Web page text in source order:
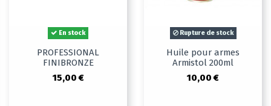
En stock
PROFESSIONAL
FINIBRONZE
15,00 €
Rupture de stock
Huile pour armes
Armistol 200ml
10,00 €